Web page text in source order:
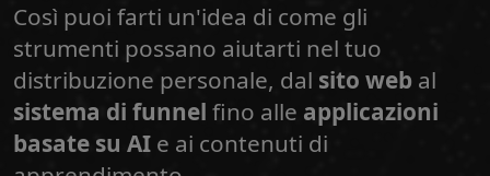
Così puoi farti un'idea di come gli
strumenti possano aiutarti nel tuo
distribuzione personale, dal sito web al
sistema di funnel fino alle applicazioni
basate su AI e ai contenuti di